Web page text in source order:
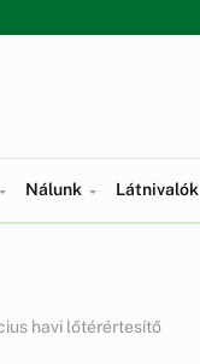
Nálunk Látnivalók
havi lőtérértesítő